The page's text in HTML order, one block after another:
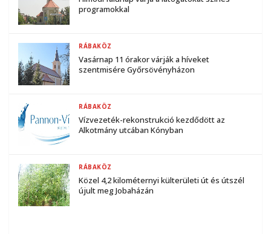
programokkal
Vasárnap 11 órakor várják a híveket
szentmisére Győrsövényházon
RÁBAKÖZ
Vízvezeték-rekonstrukció kezdődött az
Alkotmány utcában Kónyban
RÁBAKÖZ
Közel 4,2 kilométernyi külterületi út és útszél
újult meg Jobaházán
RÁBAKÖZ